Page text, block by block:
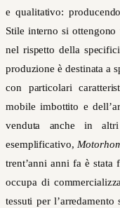
e qualitativo:
Stile interno si ottengono
nel rispetto della
produzione è destinata a
con particolari
mobile imbottito e
venduta anche in
esemplificativo,
trent’anni anni fa è
occupa di
tessuti per